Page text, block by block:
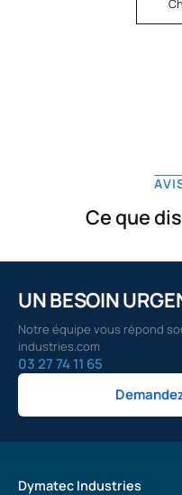
Ce que
UN BESOIN
Notre équipe vous répond
industries.com
03 27 74 11 65
Dymatec Industries